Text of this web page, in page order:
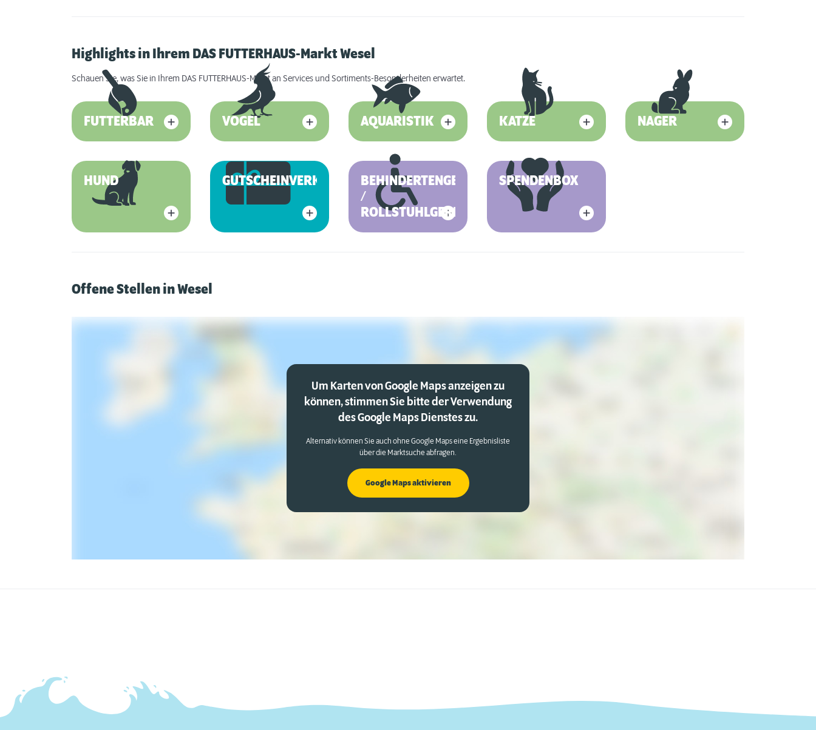
Highlights in Ihrem DAS FUTTERHAUS-Markt Wesel
Schauen Sie, was Sie in Ihrem DAS FUTTERHAUS-Markt an Services und Sortiments-Besonderheiten erwartet.
FUTTERBAR VOGEL AQUARISTIK KATZE NAGER
HUND GUTSCHEINVERKAUF
BEHINDERTENGERECHT
/
ROLLSTUHLGERECHT
SPENDENBOX
Offene Stellen in Wesel
Um Karten von Google Maps anzeigen zu
können, stimmen Sie bitte der Verwendung
des Google Maps Dienstes zu.
Alternativ können Sie auch ohne Google Maps eine Ergebnisliste
über die Marktsuche abfragen.
Google Maps aktivieren